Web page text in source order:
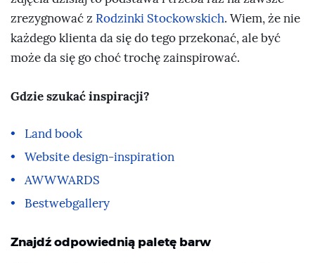
zrezygnować z Rodzinki Stockowskich. Wiem, że nie
każdego klienta da się do tego przekonać, ale być
może da się go choć trochę zainspirować.
Gdzie szukać inspiracji?
Land book
Website design-inspiration
AWWWARDS
Bestwebgallery
Znajdź odpowiednią paletę barw